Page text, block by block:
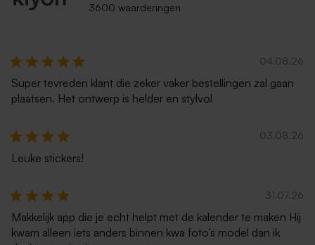
3600 waarderingen
04.08.26
Super tevreden klant die zeker vaker bestellingen zal gaan
plaatsen. Het ontwerp is helder en stylvol
03.08.26
Leuke stickers!
31.07.26
Makkelijk app die je echt helpt met de kalender te maken Hij
kwam alleen iets anders binnen kwa foto’s model dan ik